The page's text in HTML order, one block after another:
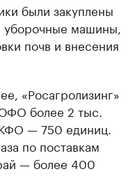
были закуплены
машины,
почв и внесения
«Росагролизинг»
более 2 тыс.
— 750 единиц.
по поставкам
— более 400